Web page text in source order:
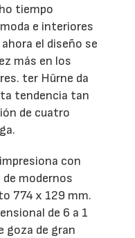
tiempo
e interiores
el diseño se
más en los
ter Hürne da
tendencia tan
de cuatro
con
modernos
774 x 129 mm.
de 6 a 1
goza de gran